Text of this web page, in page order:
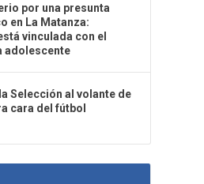
por una presunta
en La Matanza:
vinculada con el
adolescente
Selección al volante de
cara del fútbol